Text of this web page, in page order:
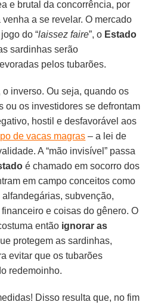
e brutal da concorrência, por
a se revelar. O mercado
do “laissez faire”, o Estado
sardinhas serão
pelos tubarões.
o inverso. Ou seja, quando os
ou os investidores se defrontam
hostil e desfavorável aos
de vacas magras – a lei de
A “mão invisível” passa
é chamado em socorro dos
em campo conceitos como
subvenção,
e coisas do gênero. O
então ignorar as
protegem as sardinhas,
evitar que os tubarões
redemoinho.
Disso resulta que, no fim